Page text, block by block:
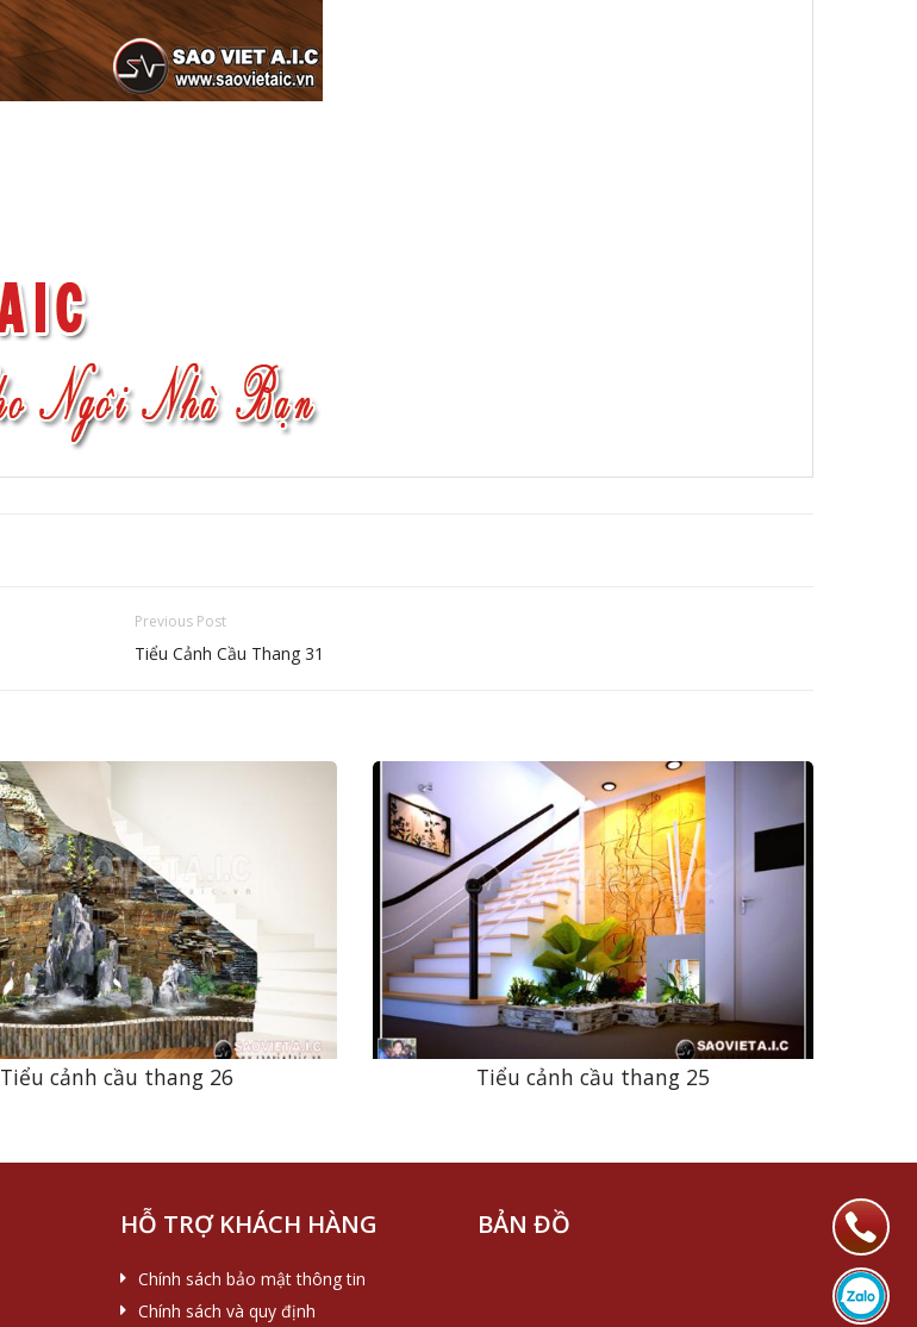
Previous Post
Tiểu Cảnh Cầu Thang 31
Tiểu cảnh cầu thang 26 Tiểu cảnh cầu thang 25
HỖ TRỢ KHÁCH HÀNG
Chính sách bảo mật thông tin
Chính sách và quy định
BẢN ĐỒ